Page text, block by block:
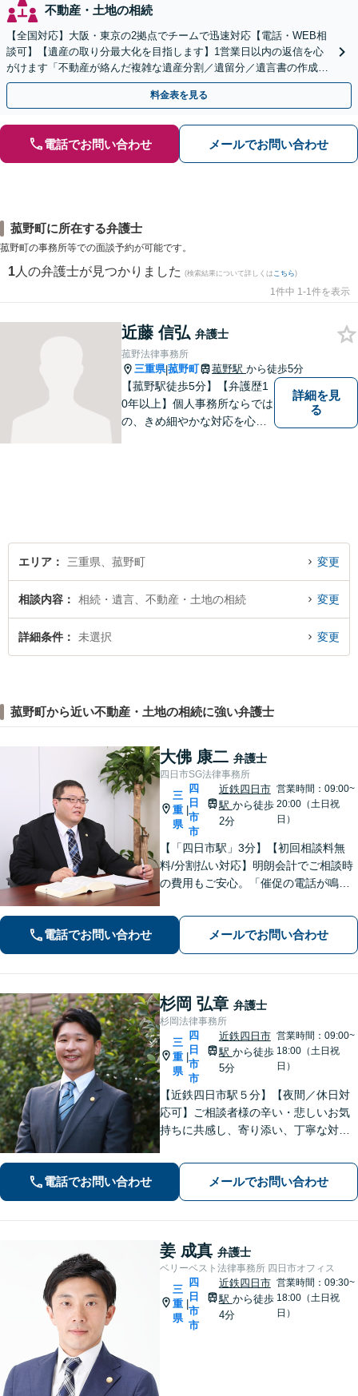
不動産・土地の相続
【全国対応】大阪・東京の2拠点でチームで迅速対応【電話・WEB相
談可】【遺産の取り分最大化を目指します】1営業日以内の返信を心
がけます「不動産が絡んだ複雑な遺産分割／遺留分／遺言書の作成・
執行／事業承継など、お任せください」【休日相談あり】
料金表を見る
電話でお問い合わせ メールでお問い合わせ
菰野町に所在する弁護士
菰野町の事務所等での面談予約が可能です。
1 人の弁護士が見つかりました (検索結果について詳しくは こちら)
1件中 1-1件を表示
近藤 信弘 弁護士
菰野法律事務所
三重県|菰野町 菰野駅 から徒歩5分
【菰野駅徒歩5分】【弁護歴1
0年以上】個人事務所ならでは
の、きめ細やかな対応を心が
詳細を見
る
エリア 三重県、菰野町 変更
相談内容 相続・遺言、不動産・土地の相続 変更
詳細条件 未選択 変更
菰野町から近い不動産・土地の相続に強い弁護士
大佛 康二 弁護士
四日市SG法律事務所
三
重
県
四
日
市
市
近鉄四日市
駅 から徒歩
2分
営業時間：09:00~
20:00（土日祝
日）
【「四日市駅」3分】【初回相談料無
料/分割払い対応】明朗会計でご相談時
の費用もご安心。「催促の電話が鳴り
た」に対応できます。自己破産や任意
整理、個人再生など幅広い解決方法を
提示【完全個室で安心】
電話でお問い合わせ メールでお問い合わせ
杉岡 弘章 弁護士
杉岡法律事務所
三
重
県
四
日
市
市
近鉄四日市
駅 から徒歩
5分
営業時間：09:00~
18:00（土日祝
日）
【近鉄四日市駅５分】【夜間／休日対
応可】ご相談者様の辛い・悲しいお気
持ちに共感し、寄り添い、丁寧な対応
相続／刑事事件など、幅広く対応【地
域に根ざした弁護士】お気軽にお問い
合わせください。
電話でお問い合わせ メールでお問い合わせ
姜 成真 弁護士
ベリーベスト法律事務所 四日市オフィス
三
重
県
四
日
市
市
近鉄四日市
駅 から徒歩
4分
営業時間：09:30~
18:00（土日祝
日）